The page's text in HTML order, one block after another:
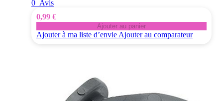
0 Avis
0,99 €
Ajouter au panier
Ajouter à ma liste d’envie Ajouter au comparateur